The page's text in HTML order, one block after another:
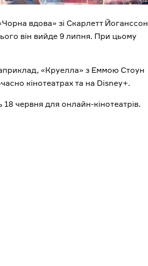
вдова» зі Скарлетт Йоганссон
він вийде 9 липня. При цьому
«Круелла» з Еммою Стоун
кінотеатрах та на Disney+.
червня для онлайн-кінотеатрів.